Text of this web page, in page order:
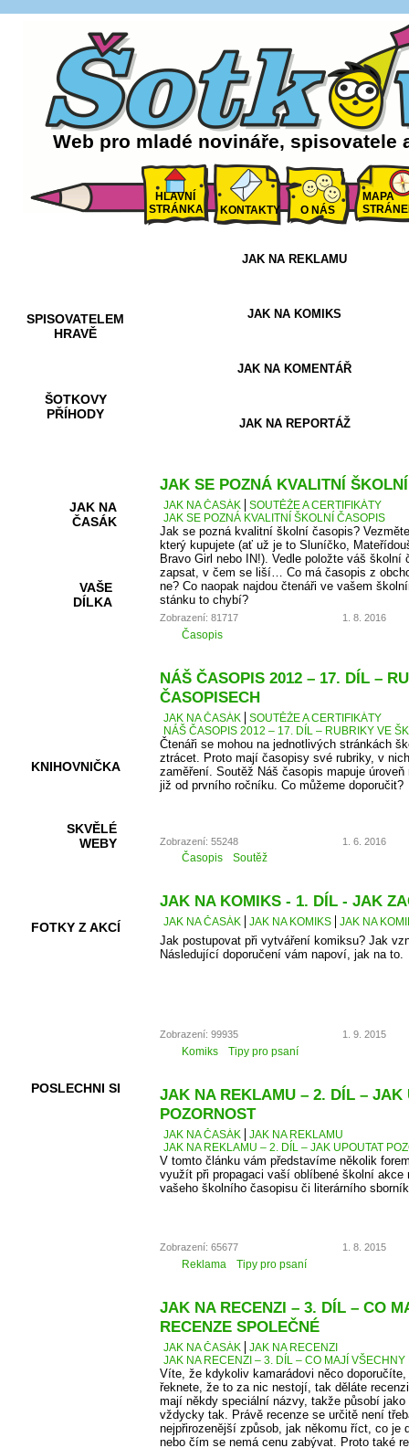
Web pro mladé novináře, spisovatele
HLAVNÍ
STRÁNKA
KONTAKTY O NÁS
MAPA
SPISOVATELEM
HRAVĚ
ŠOTKOVY
PŘÍHODY
JAK NA
ČASÁK
VAŠE
DÍLKA
KNIHOVNIČKA
SKVĚLÉ
WEBY
FOTKY Z AKCÍ
POSLECHNI SI
JAK NA REKLAMU
JAK NA KOMIKS
JAK NA KOMENTÁŘ
JAK NA REPORTÁŽ
JAK SE POZNÁ KVALITNÍ
JAK NA ČASÁK
SOUTĚŽE A CERTIFIKÁTY
JAK SE POZNÁ KVALITNÍ ŠKOLNÍ ČASOPIS
Jak se pozná kvalitní školní časopis?
který kupujete (ať už je to Sluníčko,
Bravo Girl nebo IN!). Vedle položte váš
zapsat, v čem se liší… Co má časopis z
ne? Co naopak najdou čtenáři ve vašem
stánku to chybí?
Zobrazení: 81717 1. 8. 2016
Časopis
NÁŠ ČASOPIS 2012 – 17. DÍL –
ČASOPISECH
JAK NA ČASÁK
SOUTĚŽE A CERTIFIKÁTY
NÁŠ ČASOPIS 2012 – 17. DÍL – RUBRIKY VE
Čtenáři se mohou na jednotlivých stránkách
ztrácet. Proto mají časopisy své rubriky, v
zaměření. Soutěž Náš časopis mapuje
již od prvního ročníku. Co můžeme doporučit?
Zobrazení: 55248 1. 6. 2016
Časopis Soutěž
JAK NA KOMIKS - 1. DÍL - JAK
JAK NA ČASÁK JAK NA KOMIKS JAK NA
Jak postupovat při vytváření komiksu? Jak
Následující doporučení vám napoví, jak na to.
Zobrazení: 99935 1. 9. 2015
Komiks Tipy pro psaní
JAK NA REKLAMU – 2. DÍL – JAK
POZORNOST
JAK NA ČASÁK
JAK NA REKLAMU
JAK NA REKLAMU – 2. DÍL – JAK UPOUTAT
V tomto článku vám představíme několik
využít při propagaci vaší oblíbené školní akce
vašeho školního časopisu či literárního
Zobrazení: 65677 1. 8. 2015
Reklama Tipy pro psaní
JAK NA RECENZI – 3. DÍL – CO
RECENZE SPOLEČNÉ
JAK NA ČASÁK
JAK NA RECENZI
JAK NA RECENZI – 3. DÍL – CO MAJÍ
Víte, že kdykoliv kamarádovi něco
řeknete, že to za nic nestojí, tak děláte
mají někdy speciální názvy, takže působí jako
vždycky tak. Právě recenze se určitě není
nejpřirozenější způsob, jak někomu říct, co je
nebo čím se nemá cenu zabývat. Proto také